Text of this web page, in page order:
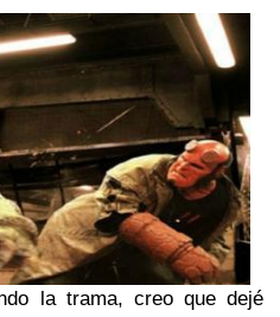
la trama, creo que dejé